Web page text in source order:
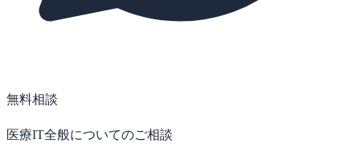
無料相談
医療IT全般についてのご相談